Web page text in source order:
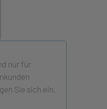
nur für
Sie sich ein.